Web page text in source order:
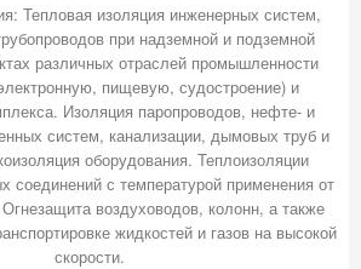
Тепловая изоляция инженерных систем,
при надземной и подземной
различных отраслей промышленности
пищевую, судостроение) и
Изоляция паропроводов, нефте- и
систем, канализации, дымовых труб и
оборудования. Теплоизоляции
соединений с температурой применения от
воздуховодов, колонн, а также
жидкостей и газов на высокой
скорости.